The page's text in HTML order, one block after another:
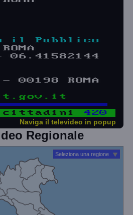
Naviga il televideo in popup
Regionale
Seleziona una regione